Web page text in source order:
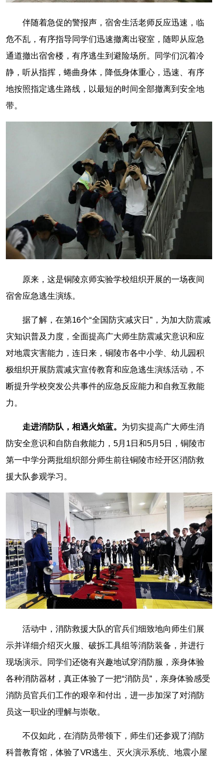
伴随着急促的警报声，宿舍生活老师反应迅速，临
危不乱，有序指导同学们迅速撤离出寝室，随即从应急
通道撤出宿舍楼，有序逃生到避险场所。同学们沉着冷
静，听从指挥，蜷曲身体，降低身体重心，迅速、有序
地按照指定逃生路线，以最短的时间全部撤离到安全地
带。
原来，这是铜陵京师实验学校组织开展的一场夜间
宿舍应急逃生演练。
据了解，在第16个“全国防灾减灾日”，为加大防震减
灾知识普及力度，全面提高广大师生防震减灾意识和应
对地震灾害能力，连日来，铜陵市各中小学、幼儿园积
极组织开展防震减灾宣传教育和应急逃生演练活动，不
断提升学校突发公共事件的应急反应能力和自救互救能
力。
走进消防队，相遇火焰蓝。 为切实提高广大师生消
防安全意识和自防自救能力，5月1日和5月5日，铜陵市
第一中学分两批组织部分师生前往铜陵市经开区消防救
援大队参观学习。
活动中，消防救援大队的官兵们细致地向师生们展
示并详细介绍灭火服、破拆工具组等消防装备，并进行
现场演示。同学们还饶有兴趣地试穿消防服，亲身体验
各种消防器材，真正体验了一把“消防员”，亲身体验感受
消防员官兵们工作的艰辛和付出，进一步加深了对消防
员这一职业的理解与崇敬。
不仅如此，在消防员带领下，师生们还参观了消防
科普教育馆，体验了VR逃生、灭火演示系统、地震小屋